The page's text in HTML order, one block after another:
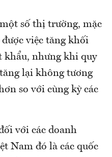
số thị trường, mặc
việc tăng khối
khẩu, nhưng khi quy
lại không tương
so với cùng kỳ các
với các doanh
Nam đó là các quốc